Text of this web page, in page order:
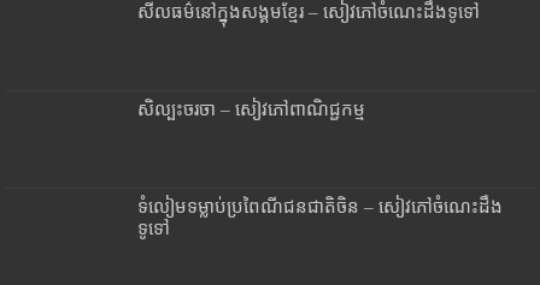
សីលធម៌នៅក្នុងសង្គមខ្មែរ – សៀវភៅចំណេះដឹងទូទៅ
សិល្បះចរចា – សៀវភៅពាណិជ្ជកម្ម
ទំលៀមទម្លាប់ប្រពៃណីជនជាតិចិន – សៀវភៅចំណេះដឹង
ទូទៅ